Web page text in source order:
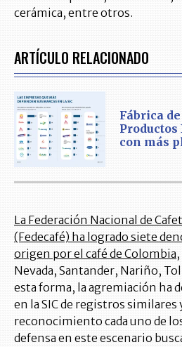
cerámica, entre otros.
ARTÍCULO RELACIONADO
Fábrica
Productos
con más
La Federación Nacional de
(Fedecafé) ha logrado siete
origen por el café de Colombia,
Nevada, Santander, Nariño,
esta forma, la agremiación ha
en la SIC de registros similares
reconocimiento cada uno de
defensa en este escenario